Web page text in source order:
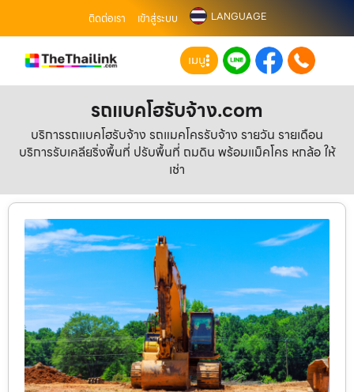
ติดต่อเรา เข้าสู่ระบบ LANGUAGE
เมนู
รถแบคโฮรับจ้าง.com
บริการรถแบคโฮรับจ้าง รถแมคโครรับจ้าง รายวัน รายเดือน
บริการรับเคลียริ่งพื้นที่ ปรับพื้นที่ ถมดิน พร้อมแม็คโคร หกล้อ ให้
เช่า